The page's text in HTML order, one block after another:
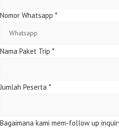
Nomor Whatsapp *
Nama Paket Trip *
Jumlah Peserta *
Bagaimana kami mem-follow up